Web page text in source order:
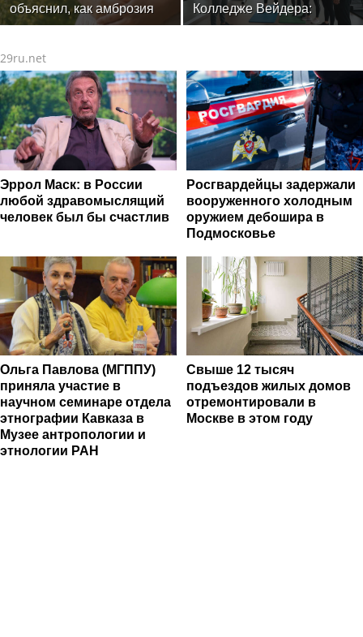
объяснил, как амброзия
может влиять на ЖКТ
Колледже Вейдера:
стартовали очные
специалистов индустрии
здоровья
29ru.net
Эррол Маск: в России
любой здравомыслящий
человек был бы счастлив
Росгвардейцы задержали
вооруженного холодным
оружием дебошира в
Подмосковье
Ольга Павлова (МГППУ)
приняла участие в
научном семинаре отдела
этнографии Кавказа в
Музее антропологии и
этнологии РАН
Свыше 12 тысяч
подъездов жилых домов
отремонтировали в
Москве в этом году